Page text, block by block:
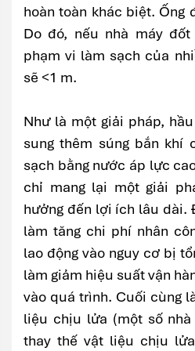
hoàn toàn khác biệt. Ống
Do đó, nếu nhà máy
phạm vi làm sạch của
sẽ <1 m.
Như là một giải pháp,
sung thêm súng bắn khí
sạch bằng nước áp lực
chỉ mang lại một giải
hưởng đến lợi ích lâu dài.
làm tăng chi phí nhân
lao động vào nguy cơ bị
làm giảm hiệu suất vận
vào quá trình. Cuối cùng
liệu chịu lửa (một số
thay thế vật liệu chịu